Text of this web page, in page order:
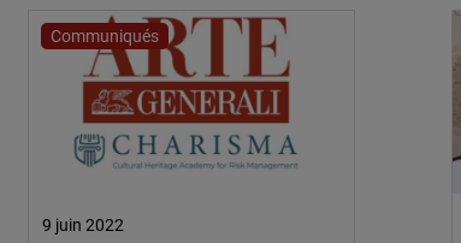
Communiqués
9 juin 2022